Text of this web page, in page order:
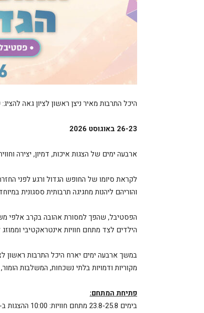
היכל התרבות מאיר ניצן ראשון לציון גאה להציג:
26-23 באוגוסט 2026
ארבעה ימים של הצגות איכות, דמיון, יצירה
לקראת סיומו של החופש הגדול ורגע לפני
והוריהם ליהנות מחגיגה תרבותית ססגונית
הפסטיבל, שהפך למסורת אהובה בקרב אלפי
הילדים לצד מתחם חוויות אינטראקטיבי
במשך ארבעה ימים יארח היכל התרבות ראשון
מקוריות ודמויות בלתי נשכחות, המשלבות
פתיחת המתחם:
בימים 23.8-25.8 מתחם חוויות: 10:00 ההצגות ב- 11:00